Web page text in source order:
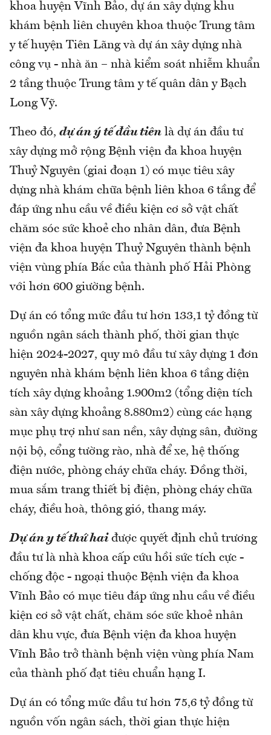
khoa huyện Vĩnh Bảo, dự án xây dựng khu
khám bệnh liên chuyên khoa thuộc Trung tâm
y tế huyện Tiên Lãng và dự án xây dựng nhà
công vụ - nhà ăn – nhà kiểm soát nhiễm khuẩn
2 tầng thuộc Trung tâm y tế quân dân y Bạch
Long Vỹ.
Theo đó, dự án ý tế đầu tiên là dự án đầu tư
xây dựng mở rộng Bệnh viện đa khoa huyện
Thuỷ Nguyên (giai đoạn 1) có mục tiêu xây
dựng nhà khám chữa bệnh liên khoa 6 tầng để
đáp ứng nhu cầu về điều kiện cơ sở vật chất
chăm sóc sức khoẻ cho nhân dân, đưa Bệnh
viện đa khoa huyện Thuỷ Nguyên thành bệnh
viện vùng phía Bắc của thành phố Hải Phòng
với hơn 600 giường bệnh.
Dự án có tổng mức đầu tư hơn 133,1 tỷ đồng từ
nguồn ngân sách thành phố, thời gian thực
hiện 2024-2027, quy mô đầu tư xây dựng 1 đơn
nguyên nhà khám bệnh liên khoa 6 tầng diện
tích xây dựng khoảng 1.900m2 (tổng diện tích
sàn xây dựng khoảng 8.880m2) cùng các hạng
mục phụ trợ như san nền, xây dựng sân, đường
nội bộ, cổng tường rào, nhà để xe, hệ thống
điện nước, phòng cháy chữa cháy. Đồng thời,
mua sắm trang thiết bị điện, phòng cháy chữa
cháy, điều hoà, thông gió, thang máy.
Dự án y tế thứ hai được quyết định chủ trương
đầu tư là nhà khoa cấp cứu hồi sức tích cực -
chống độc - ngoại thuộc Bệnh viện đa khoa
Vĩnh Bảo có mục tiêu đáp ứng nhu cầu về điều
kiện cơ sở vật chất, chăm sóc sức khoẻ nhân
dân khu vực, đưa Bệnh viện đa khoa huyện
Vĩnh Bảo trở thành bệnh viện vùng phía Nam
của thành phố đạt tiêu chuẩn hạng I.
Dự án có tổng mức đầu tư hơn 75,6 tỷ đồng từ
nguồn vốn ngân sách, thời gian thực hiện